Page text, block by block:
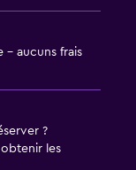
- aucuns frais
?
les